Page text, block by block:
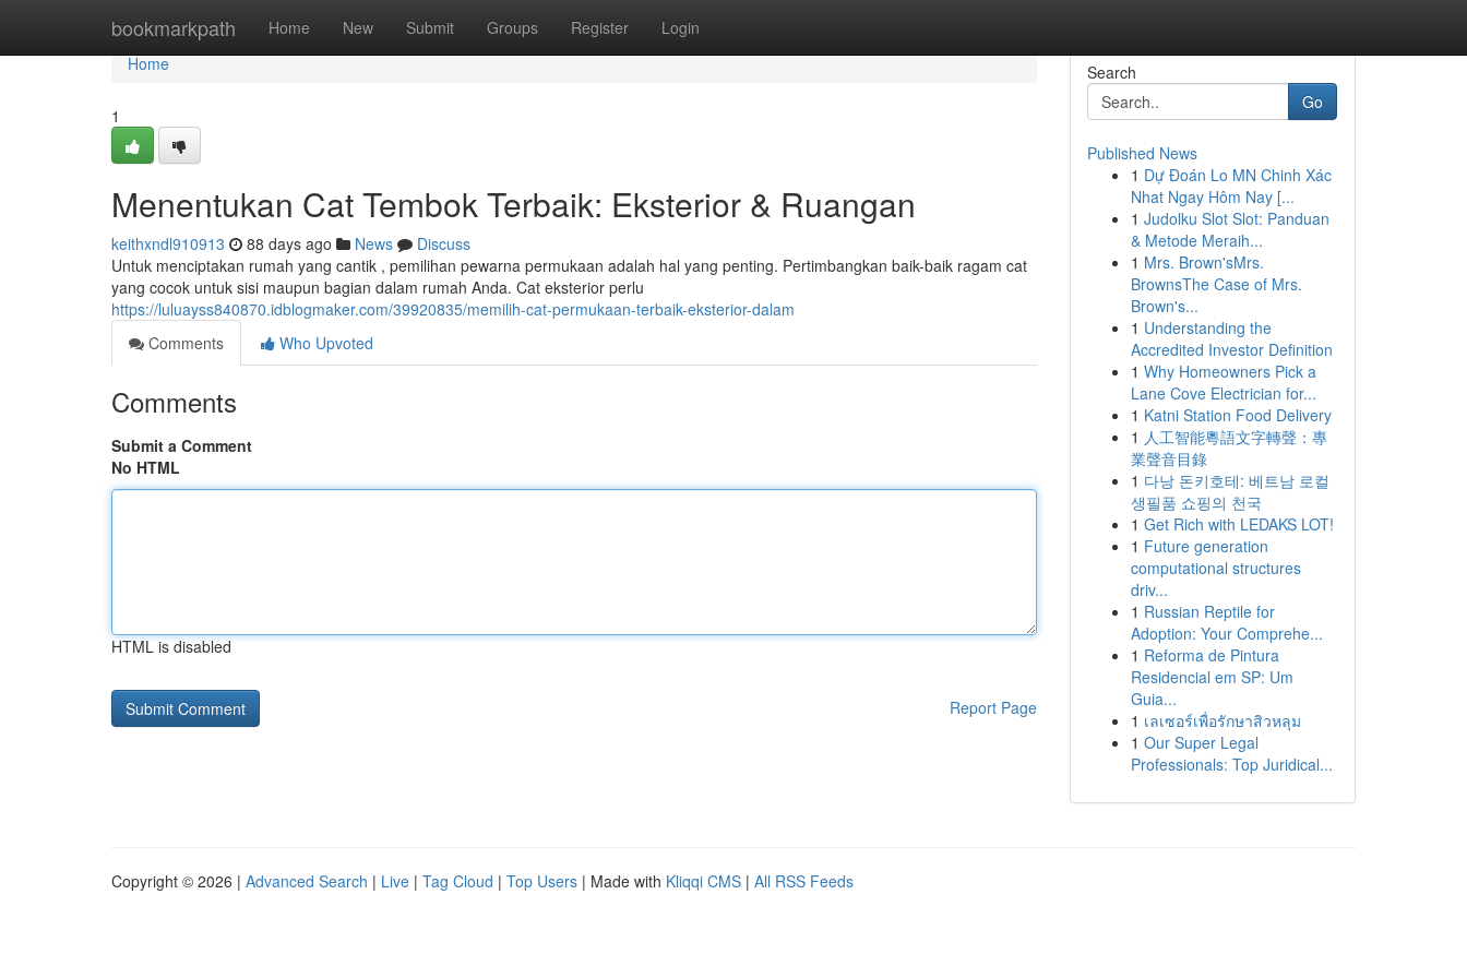
bookmarkpath Home New Submit Groups Register Login
Home
Home
1
Menentukan Cat Tembok Terbaik: Eksterior & Ruangan
keithxndl910913 88 days ago News
Discuss
Untuk menciptakan rumah yang cantik , pemilihan pewarna permukaan adalah hal yang penting. Pertimbangkan baik-baik ragam cat
yang cocok untuk sisi maupun bagian dalam rumah Anda. Cat eksterior perlu
https://luluayss840870.idblogmaker.com/39920835/memilih-cat-permukaan-terbaik-eksterior-dalam
Comments
Who Upvoted
Comments
Submit a Comment
No HTML
HTML is disabled
Report Page
Search
Go
Published News
1 Dự Đoán Lo MN Chinh Xác
Nhat Ngay Hôm Nay [...
1 Judolku Slot Slot: Panduan
& Metode Meraih...
1 Mrs. Brown'sMrs.
BrownsThe Case of Mrs.
Brown's...
1 Understanding the
Accredited Investor Definition
1 Why Homeowners Pick a
Lane Cove Electrician for...
1 Katni Station Food Delivery
1 人工智能粵語文字轉聲：專
業聲音目錄
1 다낭 돈키호테: 베트남 로컬
생필품 쇼핑의 천국
1 Get Rich with LEDAKS LOT!
1 Future generation
computational structures
driv...
1 Russian Reptile for
Adoption: Your Comprehe...
1 Reforma de Pintura
Residencial em SP: Um
Guia...
1 เลเซอร์เพื่อรักษาสิวหลุม
1 Our Super Legal
Professionals: Top Juridical...
Copyright © 2026 | Advanced Search | Live | Tag Cloud | Top Users | Made with Kliqqi CMS | All RSS Feeds